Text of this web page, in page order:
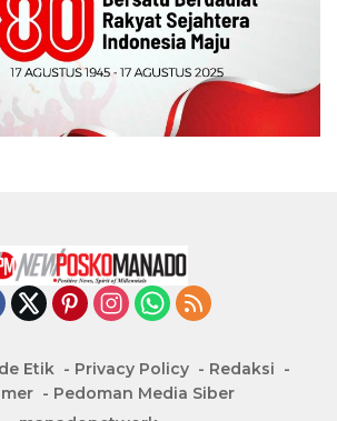
Etik Privacy Policy
Redaksi
Pedoman Media Siber